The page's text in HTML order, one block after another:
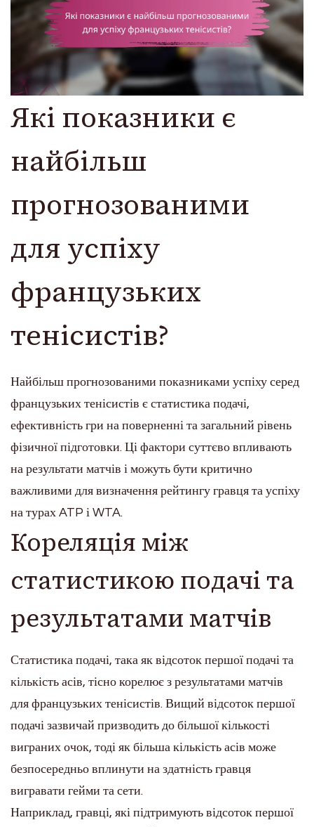
Які показники є
найбільш
прогнозованими
для успіху
французьких
тенісистів?
Найбільш прогнозованими показниками успіху серед
французьких тенісистів є статистика подачі,
ефективність гри на поверненні та загальний рівень
фізичної підготовки. Ці фактори суттєво впливають
на результати матчів і можуть бути критично
важливими для визначення рейтингу гравця та успіху
на турах ATP і WTA.
Кореляція між
статистикою подачі та
результатами матчів
Статистика подачі, така як відсоток першої подачі та
кількість асів, тісно корелює з результатами матчів
для французьких тенісистів. Вищий відсоток першої
подачі зазвичай призводить до більшої кількості
виграних очок, тоді як більша кількість асів може
безпосередньо вплинути на здатність гравця
вигравати гейми та сети.
Наприклад, гравці, які підтримують відсоток першої